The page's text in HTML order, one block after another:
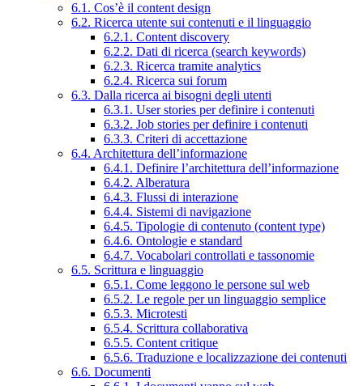
6.1. Cos’è il content design
6.2. Ricerca utente sui contenuti e il linguaggio
6.2.1. Content discovery
6.2.2. Dati di ricerca (search keywords)
6.2.3. Ricerca tramite analytics
6.2.4. Ricerca sui forum
6.3. Dalla ricerca ai bisogni degli utenti
6.3.1. User stories per definire i contenuti
6.3.2. Job stories per definire i contenuti
6.3.3. Criteri di accettazione
6.4. Architettura dell’informazione
6.4.1. Definire l’architettura dell’informazione
6.4.2. Alberatura
6.4.3. Flussi di interazione
6.4.4. Sistemi di navigazione
6.4.5. Tipologie di contenuto (content type)
6.4.6. Ontologie e standard
6.4.7. Vocabolari controllati e tassonomie
6.5. Scrittura e linguaggio
6.5.1. Come leggono le persone sul web
6.5.2. Le regole per un linguaggio semplice
6.5.3. Microtesti
6.5.4. Scrittura collaborativa
6.5.5. Content critique
6.5.6. Traduzione e localizzazione dei contenuti
6.6. Documenti